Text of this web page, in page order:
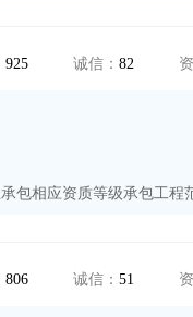
925 诚信： 82
806 诚信： 51